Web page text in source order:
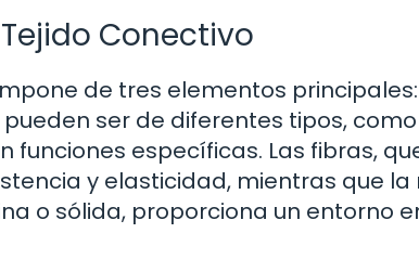
Conectivo
de tres elementos
ser de diferentes tipos,
funciones específicas. Las fibras,
y elasticidad, mientras que
o sólida, proporciona un entorno